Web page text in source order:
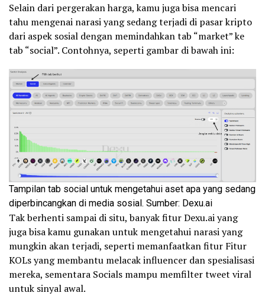
Selain dari pergerakan harga, kamu juga bisa mencari
tahu mengenai narasi yang sedang terjadi di pasar kripto
dari aspek sosial dengan memindahkan tab “market” ke
tab “social”. Contohnya, seperti gambar di bawah ini:
Tampilan tab social untuk mengetahui aset apa yang sedang
diperbincangkan di media sosial. Sumber: Dexu.ai
Tak berhenti sampai di situ, banyak fitur Dexu.ai yang
juga bisa kamu gunakan untuk mengetahui narasi yang
mungkin akan terjadi, seperti memanfaatkan fitur Fitur
KOLs yang membantu melacak influencer dan spesialisasi
mereka, sementara Socials mampu memfilter tweet viral
untuk sinyal awal.